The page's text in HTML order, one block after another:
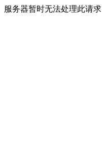
服务器暂时无法处理此请求